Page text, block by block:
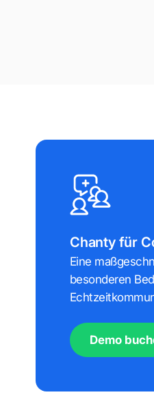
Chanty für
Eine
besonderen
Demo